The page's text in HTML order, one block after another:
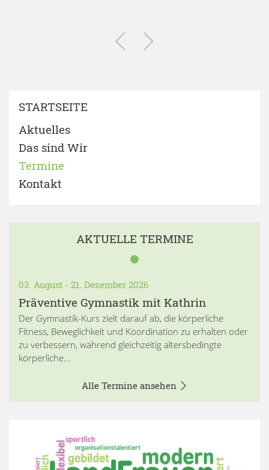
STARTSEITE
Aktuelles
Das sind Wir
Termine
Kontakt
AKTUELLE TERMINE
03. August - 21. Dezember 2026
Präventive Gymnastik mit Kathrin
Der Gymnastik-Kurs zielt darauf ab, die körperliche
Fitness, Beweglichkeit und Koordination zu erhalten oder
zu verbessern, während gleichzeitig altersbedingte
körperliche...
Alle Termine ansehen